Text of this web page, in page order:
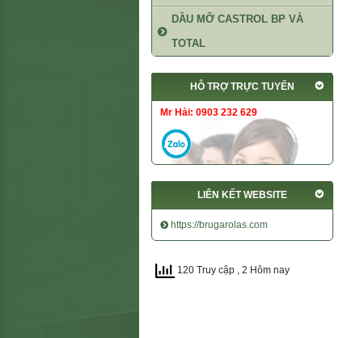
DẦU MỠ CASTROL BP VÀ
TOTAL
HỖ TRỢ TRỰC TUYẾN
Mr Hải: 0903 232 629
LIÊN KẾT WEBSITE
https://brugarolas.com
120 Truy cập , 2 Hôm nay